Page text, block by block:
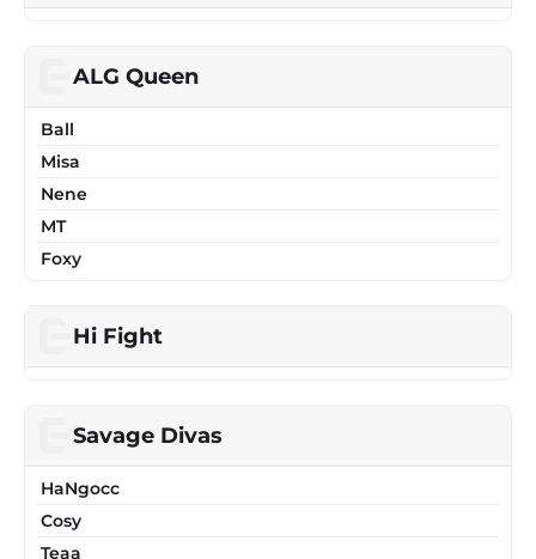
ALG Queen
Ball
Misa
Nene
MT
Foxy
Hi Fight
Savage Divas
HaNgocc
Cosy
Teaa